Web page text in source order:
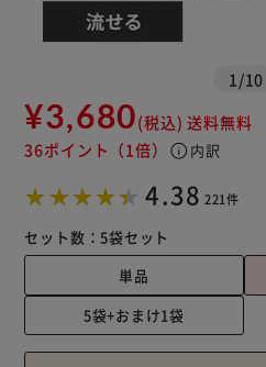
1 /10
¥3,680(税込) 送料無料
36ポイント （1倍） info 内訳
4.38 221件
セット数：5袋セット
単品
5袋+おまけ1袋